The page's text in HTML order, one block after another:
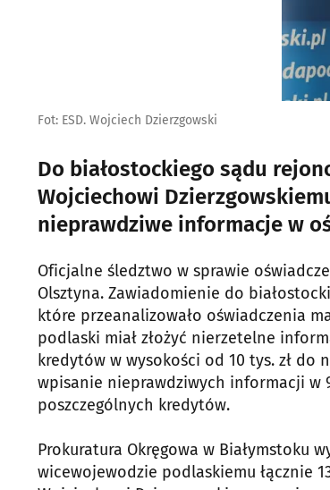
Fot: ESD. Wojciech Dzierzgowski
Do białostockiego sądu
Wojciechowi
nieprawdziwe informacje w
Oficjalne śledztwo w sprawie
Olsztyna. Zawiadomienie do
które przeanalizowało oświadczenia
podlaski miał złożyć nierzetelne
kredytów w wysokości od 10 tys. zł do
wpisanie nieprawdziwych informacji w
poszczególnych kredytów.
Prokuratura Okręgowa w Białymstoku
wicewojewodzie podlaskiemu łącznie